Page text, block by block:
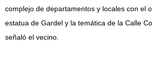
complejo de departamentos y locales con el
estatua de Gardel y la temática de la Calle
señaló el vecino.